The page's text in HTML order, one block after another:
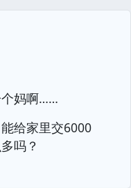
个妈啊……
给家里交6000
吗？